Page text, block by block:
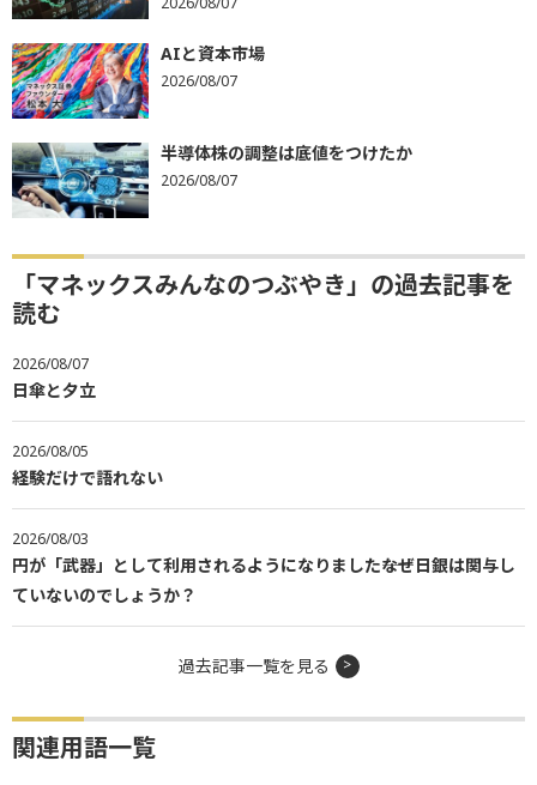
AIと資本市場
2026/08/07
半導体株の調整は底値をつけたか
2026/08/07
「マネックスみんなのつぶやき」の過去記事を
読む
2026/08/07
日傘と夕立
2026/08/05
経験だけで語れない
2026/08/03
円が「武器」として利用されるようになりました――なぜ日銀は関与し
ていないのでしょうか？
過去記事一覧を見る
関連用語一覧